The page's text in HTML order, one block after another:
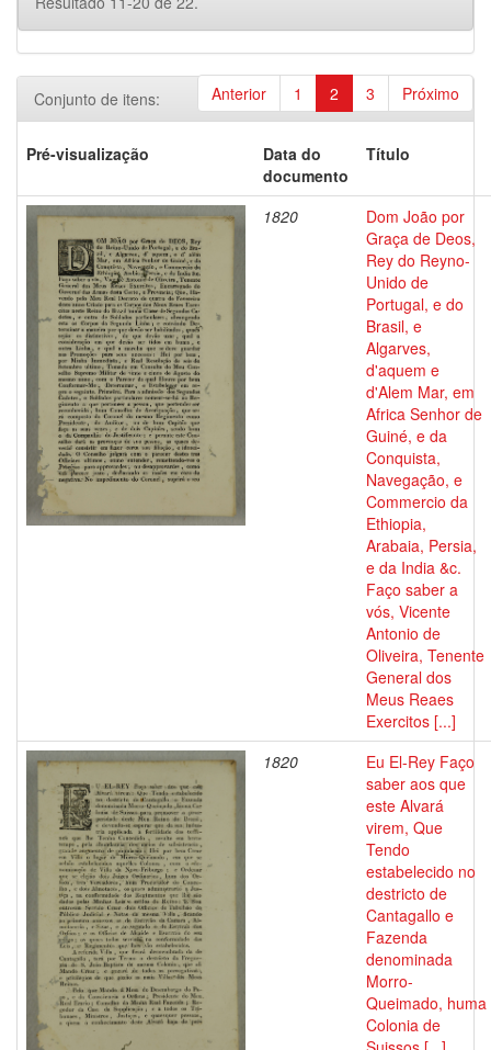
Anterior 1 2 3 Próximo
Conjunto de itens:
Pré-visualização
Data do
documento
Título
1820
Dom João por
Graça de Deos,
Rey do Reyno-
Unido de
Portugal, e do
Brasil, e
Algarves,
d'aquem e
d'Alem Mar, em
Africa Senhor de
Guiné, e da
Conquista,
Navegação, e
Commercio da
Ethiopia,
Arabaia, Persia,
e da India &c.
Faço saber a
vós, Vicente
Antonio de
Oliveira, Tenente
General dos
Meus Reaes
Exercitos [...]
1820
Eu El-Rey Faço
saber aos que
este Alvará
virem, Que
Tendo
estabelecido no
destricto de
Cantagallo e
Fazenda
denominada
Morro-
Queimado, huma
Colonia de